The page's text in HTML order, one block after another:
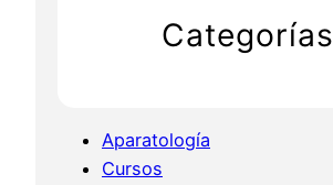
Categorías
Aparatología
Cursos